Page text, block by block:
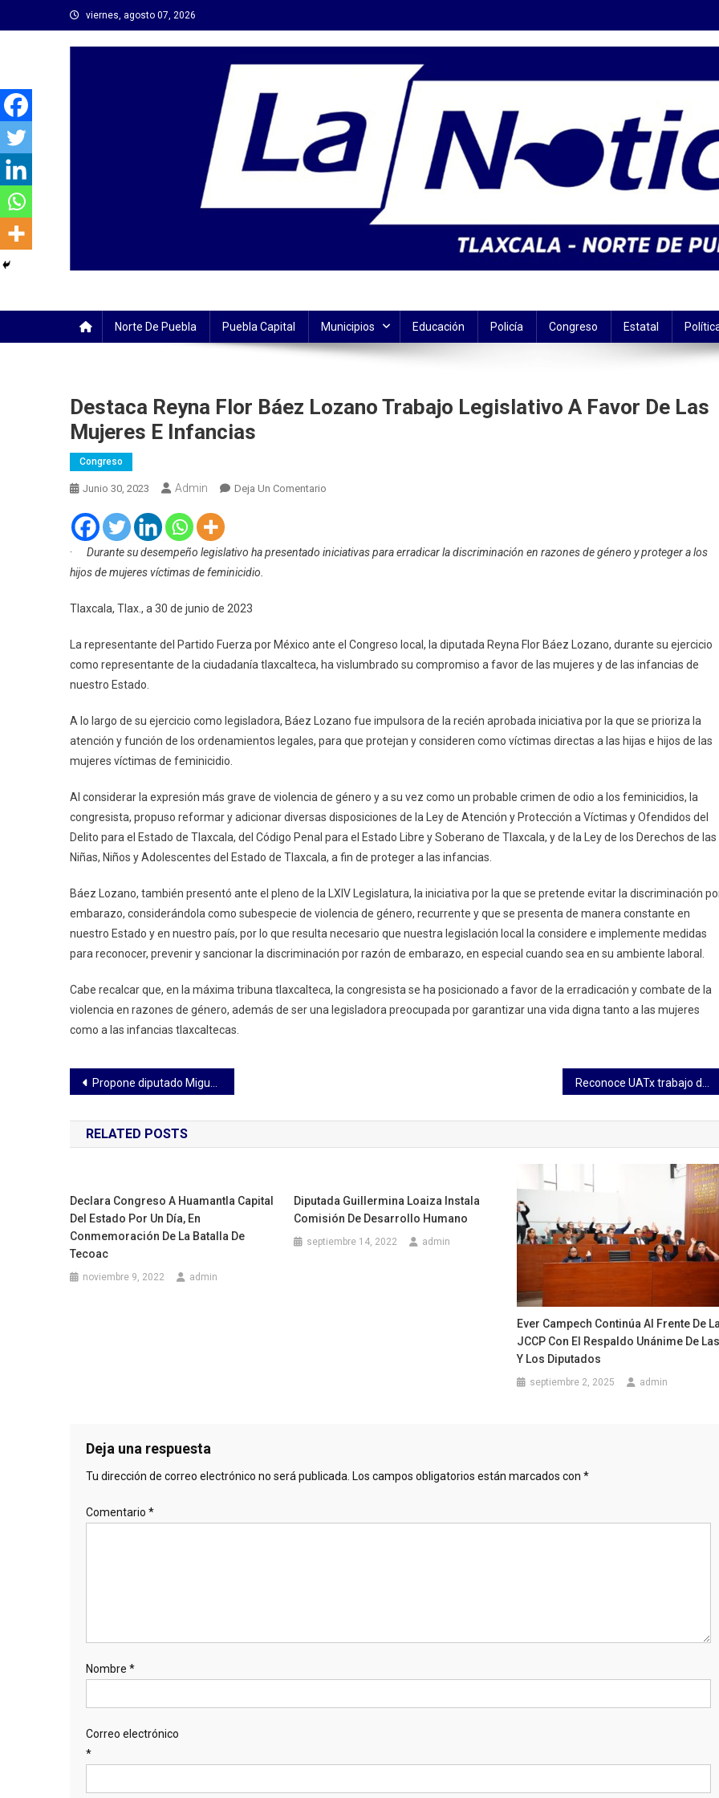
al
viernes, agosto 07, 2026
Norte De Puebla Puebla Capital Municipios Educación Policía Congreso Estatal
Destaca Reyna Flor Báez Lozano Trabajo Legislativo A Favor De Las
Mujeres E Infancias
Congreso
Junio 30, 2023 Admin Deja Un Comentario
De
E
Infancias
· Durante su desempeño legislativo ha presentado iniciativas para erradicar la discriminación en razones de género y proteger a los
hijos de mujeres víctimas de feminicidio.
Tlaxcala, Tlax., a 30 de junio de 2023
La representante del Partido Fuerza por México ante el Congreso local, la diputada Reyna Flor Báez Lozano, durante su ejercicio
como representante de la ciudadanía tlaxcalteca, ha vislumbrado su compromiso a favor de las mujeres y de las infancias de
nuestro Estado.
A lo largo de su ejercicio como legisladora, Báez Lozano fue impulsora de la recién aprobada iniciativa por la que se prioriza la
atención y función de los ordenamientos legales, para que protejan y consideren como víctimas directas a las hijas e hijos de las
mujeres víctimas de feminicidio.
Al considerar la expresión más grave de violencia de género y a su vez como un probable crimen de odio a los feminicidios, la
congresista, propuso reformar y adicionar diversas disposiciones de la Ley de Atención y Protección a Víctimas y Ofendidos del
Delito para el Estado de Tlaxcala, del Código Penal para el Estado Libre y Soberano de Tlaxcala, y de la Ley de los Derechos de las
Niñas, Niños y Adolescentes del Estado de Tlaxcala, a fin de proteger a las infancias.
Báez Lozano, también presentó ante el pleno de la LXIV Legislatura, la iniciativa por la que se pretende evitar la discriminación
embarazo, considerándola como subespecie de violencia de género, recurrente y que se presenta de manera constante en
nuestro Estado y en nuestro país, por lo que resulta necesario que nuestra legislación local la considere e implemente medidas
para reconocer, prevenir y sancionar la discriminación por razón de embarazo, en especial cuando sea en su ambiente laboral.
Cabe recalcar que, en la máxima tribuna tlaxcalteca, la congresista se ha posicionado a favor de la erradicación y combate de la
violencia en razones de género, además de ser una legisladora preocupada por garantizar una vida digna tanto a las mujeres
como a las infancias tlaxcaltecas.
Navegación
de
entradas
Propone diputado Miguel Ángel Caballero Yonca modificaciones a la Ley Orgánica del Poder Legislativo Reconoce UATx trabajo de periodistas en la entidad
RELATED POSTS
Declara Congreso A Huamantla Capital
Del Estado Por Un Día, En
Conmemoración De La Batalla De
Tecoac
noviembre 9, 2022 admin
Diputada Guillermina Loaiza Instala
Comisión De Desarrollo Humano
septiembre 14, 2022 admin
Ever Campech Continúa Al Frente De
JCCP Con El Respaldo Unánime De
Y Los Diputados
septiembre 2, 2025 admin
Deja una respuesta
Tu dirección de correo electrónico no será publicada. Los campos obligatorios están marcados con *
Comentario *
Nombre *
Correo electrónico
*